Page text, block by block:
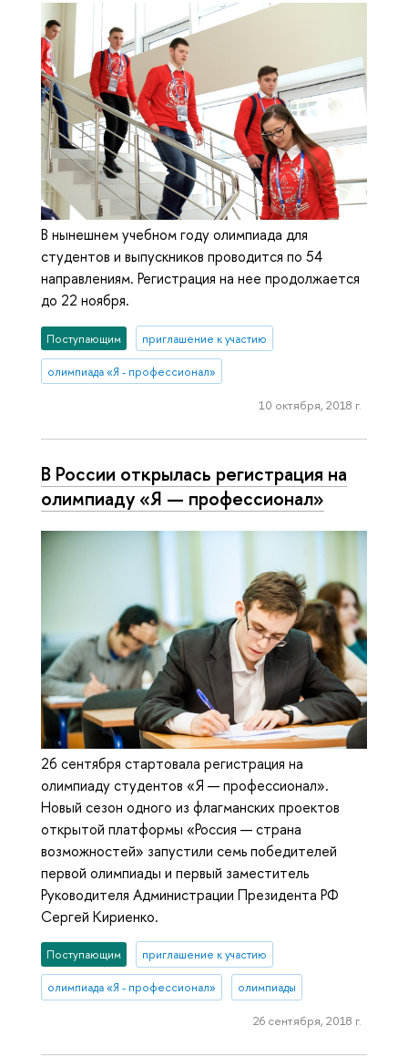
В нынешнем учебном году олимпиада для
студентов и выпускников проводится по 54
направлениям. Регистрация на нее продолжается
до 22 ноября.
Поступающим приглашение к участию
олимпиада «Я - профессионал»
10 октября, 2018 г.
В России открылась регистрация на
олимпиаду «Я — профессионал»
26 сентября стартовала регистрация на
олимпиаду студентов «Я — профессионал».
Новый сезон одного из флагманских проектов
открытой платформы «Россия — страна
возможностей» запустили семь победителей
первой олимпиады и первый заместитель
Руководителя Администрации Президента РФ
Сергей Кириенко.
Поступающим приглашение к участию
олимпиада «Я - профессионал» олимпиады
26 сентября, 2018 г.